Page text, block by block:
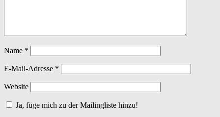
Name *
E-Mail-Adresse *
Website
Ja, füge mich zu der Mailingliste hinzu!